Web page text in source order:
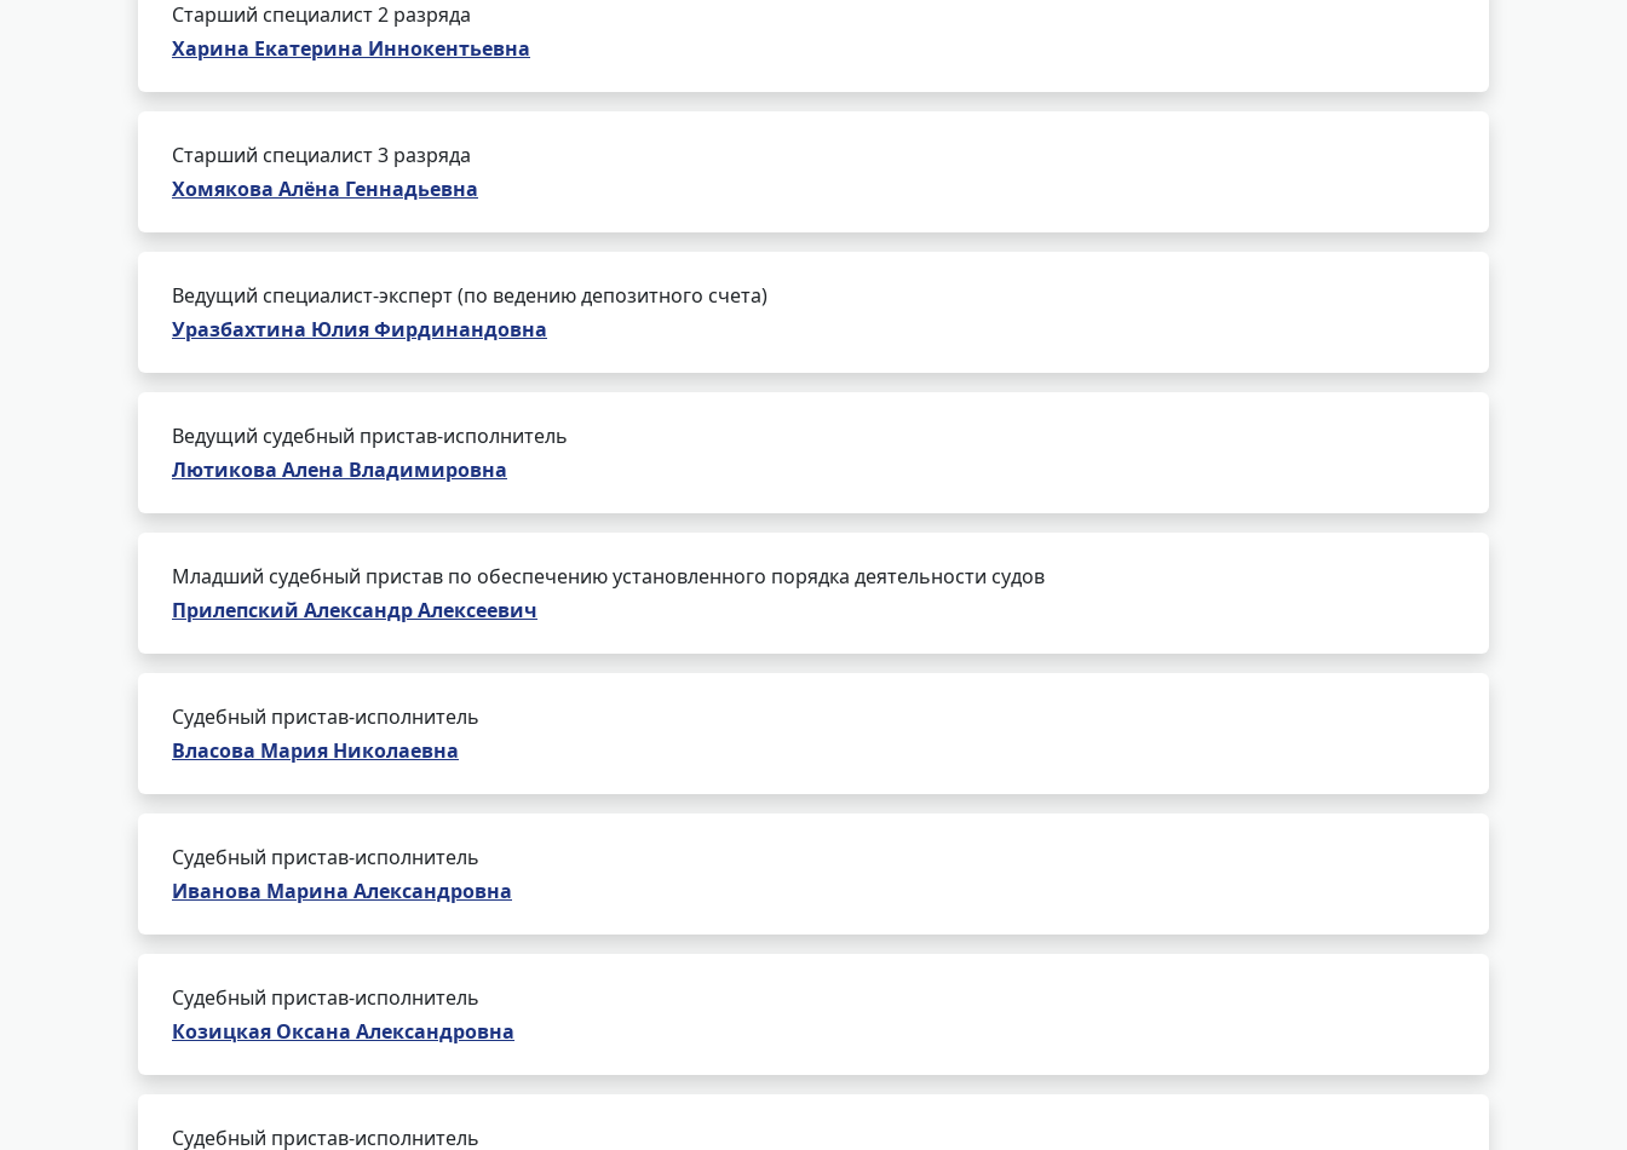
Старший специалист 2 разряда
Харина Екатерина Иннокентьевна
Старший специалист 3 разряда
Хомякова Алёна Геннадьевна
Ведущий специалист-эксперт (по ведению депозитного счета)
Уразбахтина Юлия Фирдинандовна
Ведущий судебный пристав-исполнитель
Лютикова Алена Владимировна
Младший судебный пристав по обеспечению установленного порядка деятельности судов
Прилепский Александр Алексеевич
Судебный пристав-исполнитель
Власова Мария Николаевна
Судебный пристав-исполнитель
Иванова Марина Александровна
Судебный пристав-исполнитель
Козицкая Оксана Александровна
Судебный пристав-исполнитель